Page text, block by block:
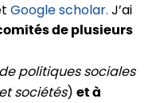
Google scholar. J’ai
de plusieurs
politiques sociales
sociétés) et à